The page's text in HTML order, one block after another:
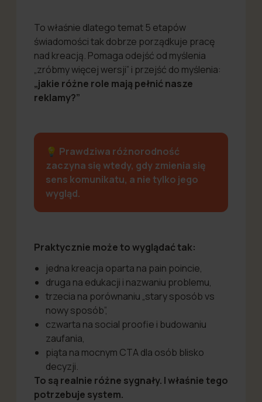
To właśnie dlatego temat 5 etapów
świadomości tak dobrze porządkuje pracę
nad kreacją. Pomaga odejść od myślenia
„zróbmy więcej wersji” i przejść do myślenia:
„jakie różne role mają pełnić nasze
reklamy?”
💡 Prawdziwa różnorodność
zaczyna się wtedy, gdy zmienia się
sens komunikatu, a nie tylko jego
wygląd.
Praktycznie może to wyglądać tak:
jedna kreacja oparta na pain poincie,
druga na edukacji i nazwaniu problemu,
trzecia na porównaniu „stary sposób vs
nowy sposób”,
czwarta na social proofie i budowaniu
zaufania,
piąta na mocnym CTA dla osób blisko
decyzji.
To są realnie różne sygnały. I właśnie tego
potrzebuje system.